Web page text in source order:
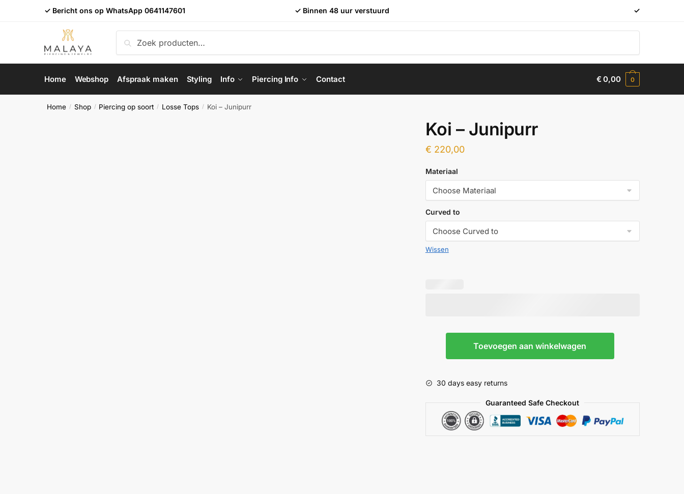
✓ Bericht ons op WhatsApp 0641147601 ✓ Binnen 48 uur verstuurd ✓
naar:
Zoeken
Home Webshop Afspraak maken Styling Info Piercing Info Contact €0,00 0
Home / Shop / Piercing op soort / Losse Tops / Koi – Junipurr
Koi – Junipurr
€ 220,00
Materiaal
Curved to
Wissen
Toevoegen aan winkelwagen
30 days easy returns
Guaranteed Safe Checkout